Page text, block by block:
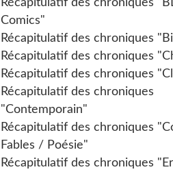
Récapitulatif des chroniques
Comics"
Récapitulatif des chroniques
Récapitulatif des chroniques
Récapitulatif des chroniques
Récapitulatif des chroniques
"Contemporain"
Récapitulatif des chroniques
Fables / Poésie"
Récapitulatif des chroniques